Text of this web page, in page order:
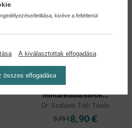
Érettségi
mintafeladatsorok...
Dr. Szalainé Tóth Tünde
9,79 €8,90 €
letiltása, kivéve a feltétlenül
A kiválasztottak elfogadása
összes elfogadása